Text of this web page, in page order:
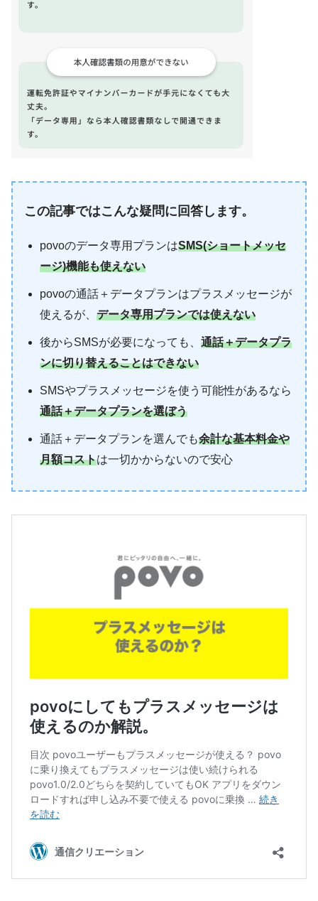
この記事ではこんな疑問に回答します。
povoのデータ専用プランはSMS(ショートメッセ
ージ)機能も使えない
povoの通話＋データプランはプラスメッセージが
使えるが、データ専用プランでは使えない
後からSMSが必要になっても、通話＋データプラ
ンに切り替えることはできない
SMSやプラスメッセージを使う可能性があるなら
通話＋データプランを選ぼう
通話＋データプランを選んでも余計な基本料金や
月額コストは一切かからないので安心